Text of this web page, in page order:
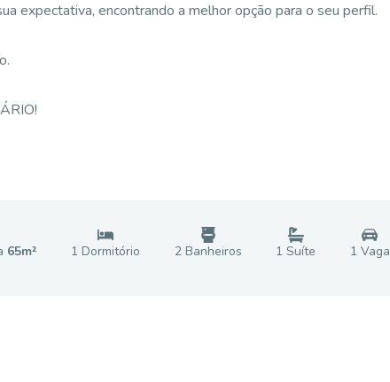
expectativa, encontrando a melhor opção para o seu perfil.
65m² 1 Dormitório 2Banheiros 1 Suíte 1 Vaga